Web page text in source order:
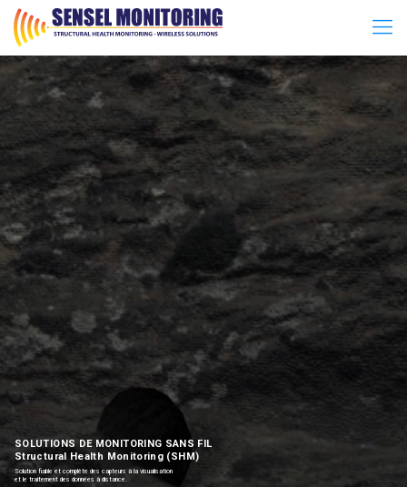
SOLUTIONS DE MONITORING SANS FIL
Structural Health Monitoring (SHM)
Solution fiable et complète des capteurs à la visualisation
et le traitement des données à distance.